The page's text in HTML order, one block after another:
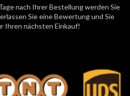
nach Ihrer Bestellung werden Sie
Sie eine Bewertung und Sie
Ihren nächsten Einkauf!